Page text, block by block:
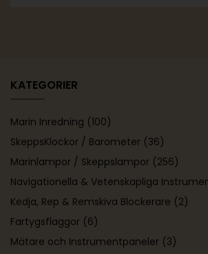
KATEGORIER
Marin Inredning (100)
SkeppsKlockor / Barometer (36)
Marinlampor / Skeppslampor (256)
Navigationella & Vetenskapliga
Kedja, Rep & Remskiva Blockerare (2)
Fartygsflaggor (6)
Mätare och Instrumentpaneler (3)